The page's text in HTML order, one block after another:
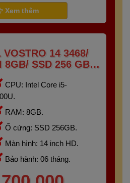
Xem thêm
VOSTRO 14 3468/
8GB/ SSD 256 GB/
CPU: Intel Core i5-
RAM: 8GB.
Ổ cứng: SSD 256GB.
Màn hình: 14 inch HD.
Bảo hành: 06 tháng.